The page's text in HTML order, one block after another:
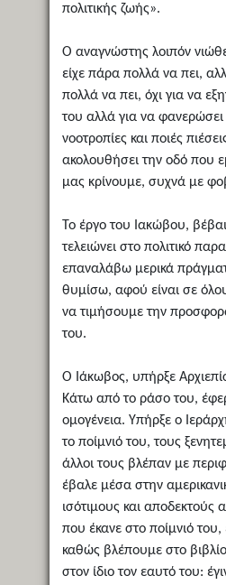
πολιτικής ζωής».
Ο αναγνώστης λοιπόν
είχε πάρα πολλά να πει,
πολλά να πει, όχι για να
του αλλά για να φανερώσει
νοοτροπίες και ποιές
ακολουθήσει την οδό που
μας κρίνουμε, συχνά με
Το έργο του Ιακώβου,
τελειώνει στο πολιτικό
επαναλάβω μερικά
θυμίσω, αφού είναι σε
να τιμήσουμε την
του.
Ο Ιάκωβος, υπήρξε
Κάτω από το ράσο του,
ομογένεια. Υπήρξε ο
το ποίμνιό του, τους
άλλοι τους βλέπαν με
έβαλε μέσα στην
ισότιμους και αποδεκτούς
που έκανε στο ποίμνιό του,
καθώς βλέπουμε στο
στον ίδιο τον εαυτό του: